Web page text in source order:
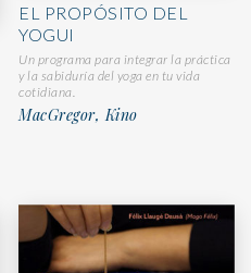
EL PROPÓSITO DEL
YOGUI
Un programa para integrar la práctica
y la sabiduría del yoga en tu vida
cotidiana.
MacGregor, Kino